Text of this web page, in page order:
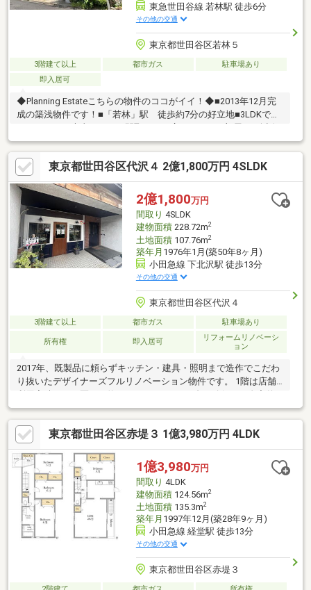
東急世田谷線 若林駅 徒歩6分
その他の交通
東京都世田谷区若林５
3階建て以上 都市ガス
駐車場あり
即入居可
◆Planning Estateこちらの物件のココがイイ！◆■2013年12月完
成の築浅物件です！■「若林」駅 徒歩約7分の好立地■3LDKでプ
ライベートを大事にできる間取りと、広々としたお部屋！■会話
が自然と弾む対面キッチン♪■バルコニーは東向きです♪ ■近隣に
スーパー・コンビニ・家電量販店など商業施設あり！■都心への
アクセス良好♪お気軽にご見学可能です！他の気になる物件とご一
緒にご見学していただけます！
東京都世田谷区代沢４ 2億1,800万円 4SLDK
2億1,800万円
間取り 4SLDK
建物面積228.72m2
土地面積107.76m2
築年月 1976年1月(築50年8ヶ月)
小田急線 下北沢駅 徒歩13分
その他の交通
東京都世田谷区代沢４
3階建て以上 都市ガス 駐車場あり
所有権 即入居可
リフォームリノベーシ
ョン
2017年、既製品に頼らずキッチン・建具・照明まで造作でこだわ
り抜いたデザイナーズフルリノベーション物件です。 1階は店舗
店舗・賃貸収益化のどちらにも対応可能。2階は無垢フローリング
とレンガ調アクセントウォールが印象的な約17帖のLDK、3階は洋
室3部屋とウォークインクローゼット、独立した浴室・洗面を配
置。4階は用途自在の広々フリースペースとして活用いただけま
す。玄関ドアから室内建具まで真鍮金物で統一し、随所にアンテ
ィーク照明を採用するなど、ディテールにまでこだわった一邸で
す。
東京都世田谷区赤堤３ 1億3,980万円 4LDK
1億3,980万円
間取り 4LDK
建物面積124.56m2
土地面積135.3m2
築年月 1997年12月(築28年9ヶ月)
小田急線 経堂駅 徒歩13分
その他の交通
東京都世田谷区赤堤３